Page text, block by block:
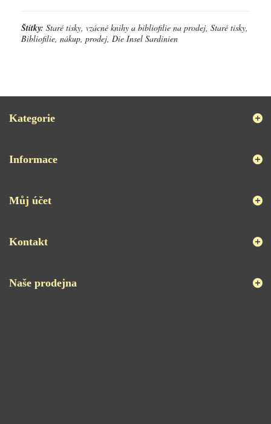
Štítky: Staré tisky, vzácné knihy a bibliofilie na prodej, Staré tisky,
Bibliofilie, nákup, prodej, Die Insel Sardinien
Kategorie
Informace
Můj účet
Kontakt
Naše prodejna